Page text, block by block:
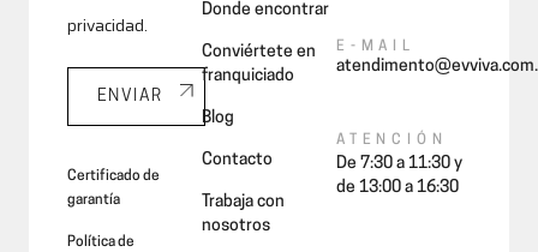
privacidad.
ENVIAR
Certificado de
garantía
Política de
Donde encontrar
Conviértete en
franquiciado
Blog
Contacto
Trabaja con
nosotros
E-MAIL
ATENCIÓN
De 7:30 a 11:30 y
de 13:00 a 16:30